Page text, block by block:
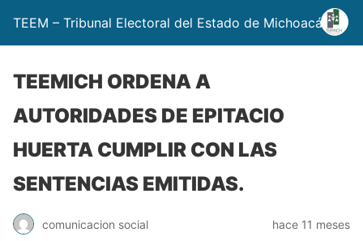
TEEM – Tribunal Electoral del Estado de Michoacán
TEEMICH ORDENA A
AUTORIDADES DE EPITACIO
HUERTA CUMPLIR CON LAS
SENTENCIAS EMITIDAS.
comunicacion social hace 11 meses